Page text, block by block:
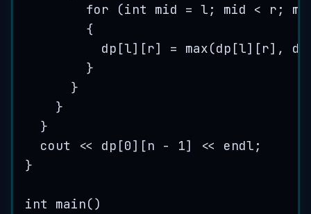
for (int mid = l; mid < r;
{
dp [l][r] = max(dp [l][r], dp
}
}
}
}
cout
<< dp [0][n - 1] <<
endl;
}
int main()